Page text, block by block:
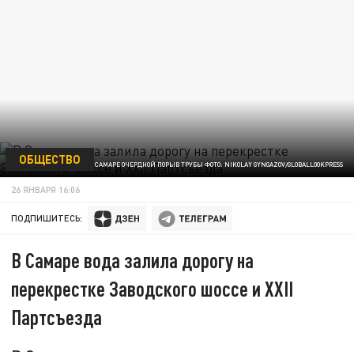
В САМАРЕ ОЧЕРДНОЙ ПОРЫВ ТРУБЫ ФОТО: NIKOLAY GYNGAZOV/GLOBALLOOKPRESS
ОБЩЕСТВО
26 ЯНВАРЯ 16:06
ПОДПИШИТЕСЬ:
В Самаре вода залила дорогу на
перекрестке Заводского шоссе и XXII
Партсъезда